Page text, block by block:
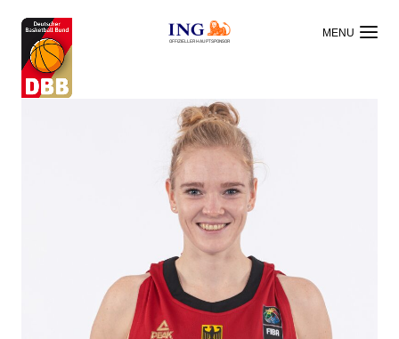
OFFIZIELLER HAUPTSPONSOR